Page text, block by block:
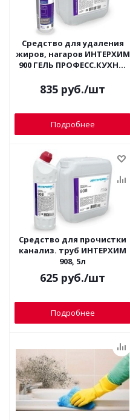
Средство для удаления
жиров, нагаров ИНТЕРХИМ
900 ГЕЛЬ ПРОФЕСС.КУХНЯ,
835 руб./шт
Подробнее
Средство для прочистки
канализ. труб ИНТЕРХИМ
908, 5л
625 руб./шт
Подробнее